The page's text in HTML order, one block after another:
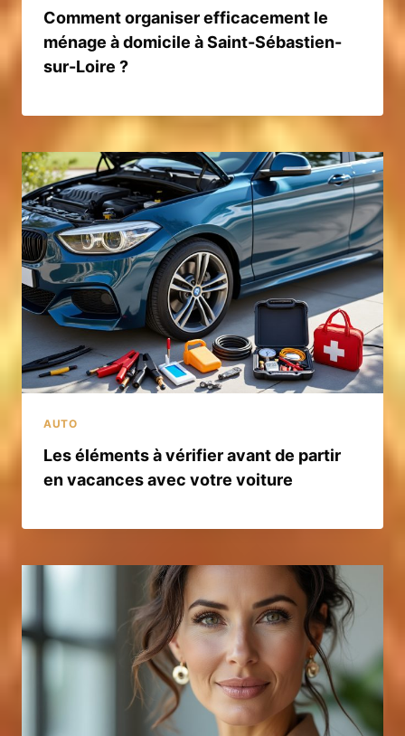
Comment organiser efficacement le
ménage à domicile à Saint-Sébastien-
sur-Loire ?
AUTO
Les éléments à vérifier avant de partir
en vacances avec votre voiture